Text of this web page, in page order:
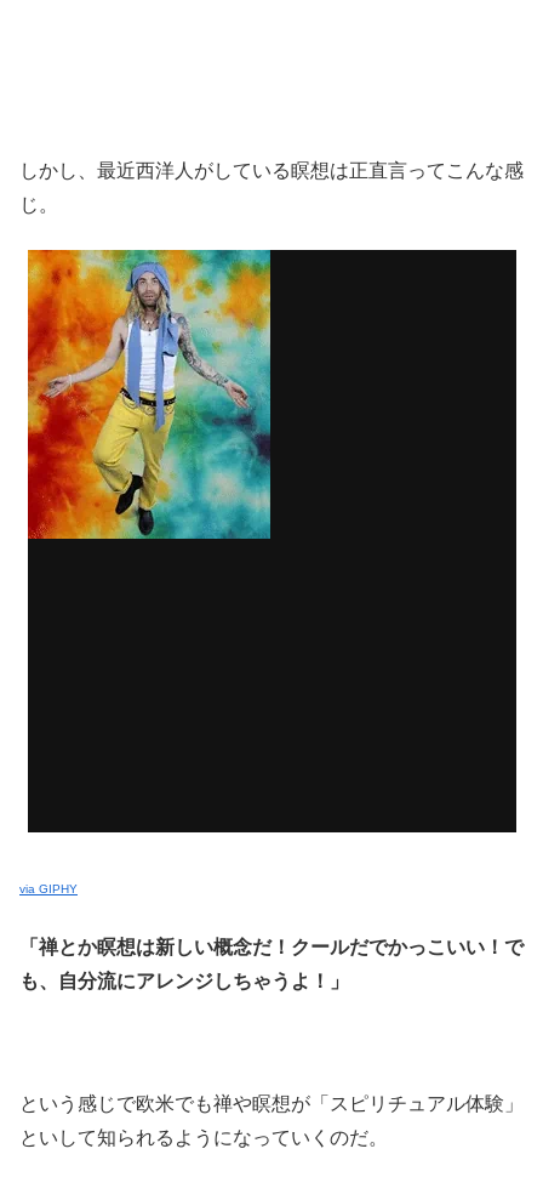
しかし、最近西洋人がしている瞑想は正直言ってこんな感
じ。
via GIPHY
「禅とか瞑想は新しい概念だ！クールだでかっこいい！で
も、自分流にアレンジしちゃうよ！」
という感じで欧米でも禅や瞑想が「スピリチュアル体験」
といして知られるようになっていくのだ。